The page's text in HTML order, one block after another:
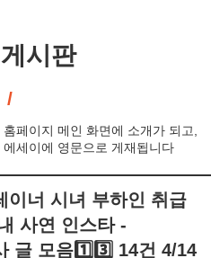
시판
페이지 메인 화면에 소개가 되고,
세이에 영문으로 게재됩니다
너 시녀 부하인 취급
사연 인스타 -
글 모음1️⃣3️⃣ 14건 4/14